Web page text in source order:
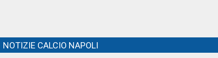
NOTIZIE CALCIO NAPOLI